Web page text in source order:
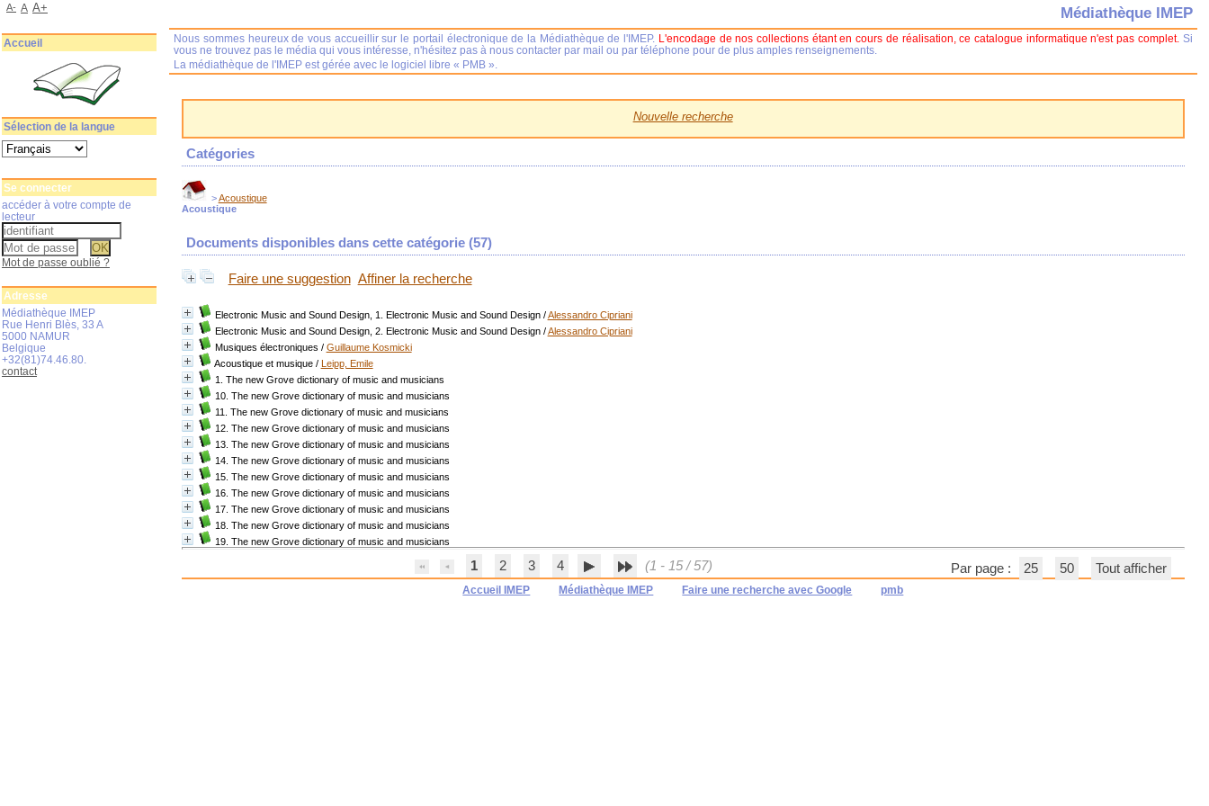
Nouvelle recherche
Catégories
>Acoustique
Acoustique
Documents disponibles dans cette catégorie (57)
Faire une suggestion Affiner la recherche
Electronic Music and Sound Design, 1. Electronic Music and Sound Design/Alessandro Cipriani
Electronic Music and Sound Design, 2. Electronic Music and Sound Design/Alessandro Cipriani
Musiques électroniques / Guillaume Kosmicki
Acoustique et musique/ Leipp, Emile
1. The new Grove dictionary of music and musicians
10. The new Grove dictionary of music and musicians
11. The new Grove dictionary of music and musicians
12. The new Grove dictionary of music and musicians
13. The new Grove dictionary of music and musicians
14. The new Grove dictionary of music and musicians
15. The new Grove dictionary of music and musicians
16. The new Grove dictionary of music and musicians
17. The new Grove dictionary of music and musicians
18. The new Grove dictionary of music and musicians
19. The new Grove dictionary of music and musicians
1 2 3 4 (1 - 15 / 57) Par page : 25 50 Tout afficher
Accueil IMEP Médiathèque IMEP Faire une recherche avec Google pmb
Médiathèque IMEP
Nous sommes heureux de vous accueillir sur le portail électronique de la Médiathèque de l'IMEP. L'encodage de nos collections étant en cours de réalisation, ce catalogue informatique n'est pas complet. Si
vous ne trouvez pas le média qui vous intéresse, n'hésitez pas à nous contacter par mail ou par téléphone pour de plus amples renseignements.
La médiathèque de l'IMEP est gérée avec le logiciel libre « PMB ».
A- A A+
Accueil
Sélection de la langue
Se connecter
accéder à votre compte de
lecteur
Mot de passe oublié ?
Adresse
Médiathèque IMEP
Rue Henri Blès, 33 A
5000 NAMUR
Belgique
+32(81)74.46.80.
contact